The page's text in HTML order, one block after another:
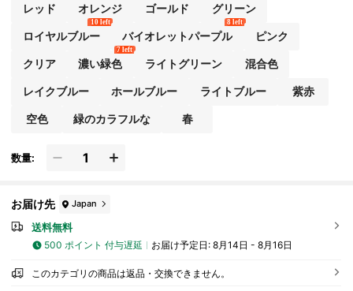
レッド オレンジ ゴールド グリーン
ロイヤルブルー
10 left
バイオレットパープル
8 left
ピンク
クリア 濃い緑色
7 left
ライトグリーン 混合色
レイクブルー ホールブルー ライトブルー 紫赤
空色 緑のカラフルな 春
数量:
お届け先 Japan
送料無料
500 ポイント 付与遅延 お届け予定日: 8月14日 - 8月16日
このカテゴリの商品は返品・交換できません。